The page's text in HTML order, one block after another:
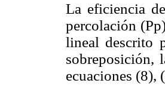
La eficiencia
percolación
lineal descrito
sobreposición,
ecuaciones (8),